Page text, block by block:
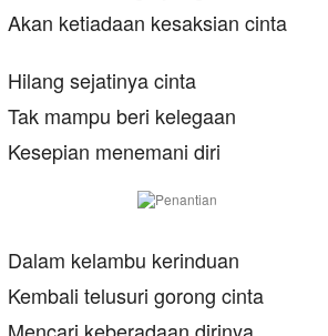
Akan ketiadaan kesaksian cinta
Hilang sejatinya cinta
Tak mampu beri kelegaan
Kesepian menemani diri
Dalam kelambu kerinduan
Kembali telusuri gorong cinta